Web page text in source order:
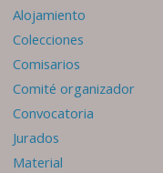
Alojamiento
Colecciones
Comisarios
Comité organizador
Convocatoria
Jurados
Material